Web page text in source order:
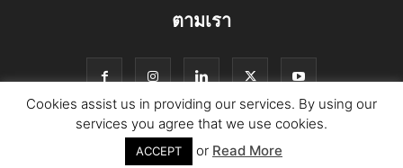
ตามเรา
© Copyright Logistics Manager
Cookies assist us in providing our services. By using our
services you agree that we use cookies.
ACCEPT or Read More